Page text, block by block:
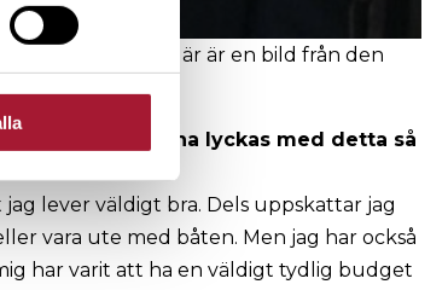
på börsen. Här är en bild från den
för att kunna lyckas med detta så
lever väldigt bra. Dels uppskattar jag
vara ute med båten. Men jag har också
har varit att ha en väldigt tydlig budget